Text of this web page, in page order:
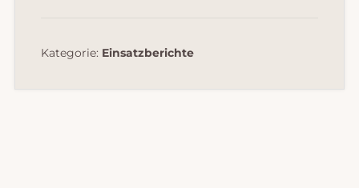
Kategorie: Einsatzberichte